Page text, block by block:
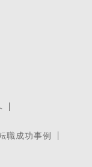
職成功事例